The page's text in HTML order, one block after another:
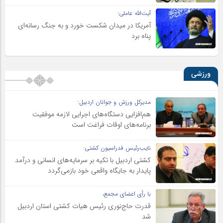
آیت‌الله عاملی:
آمریکا در میدان شکست خورد و به جنگ رسانه‌ای
پناه برد
ورزشی
مدیرکل ورزش و جوانان اردبیل:
هم‌افزایی دستگاه‌های اجرایی لازمه موفقیت
برنامه‌های اوقات فراغت است
نایب‌رئیس فدراسیون کشتی:
کشتی اردبیل با تکیه بر سرمایه‌های انسانی و درآمد
پایدار به جایگاه واقعی خود بازمی‌گردد
با رأی اعضای مجمع،
قدرت حاج‌نوری رئیس هیات کشتی استان اردبیل
شد